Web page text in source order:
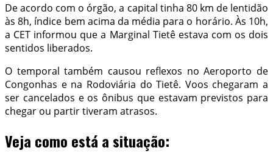
De acordo com o órgão, a capital tinha 80 km de lentidão
às 8h, índice bem acima da média para o horário. Às 10h,
a CET informou que a Marginal Tietê estava com os dois
sentidos liberados.
O temporal também causou reflexos no Aeroporto de
Congonhas e na Rodoviária do Tietê. Voos chegaram a
ser cancelados e os ônibus que estavam previstos para
chegar ou partir tiveram atrasos.
Veja como está a situação: